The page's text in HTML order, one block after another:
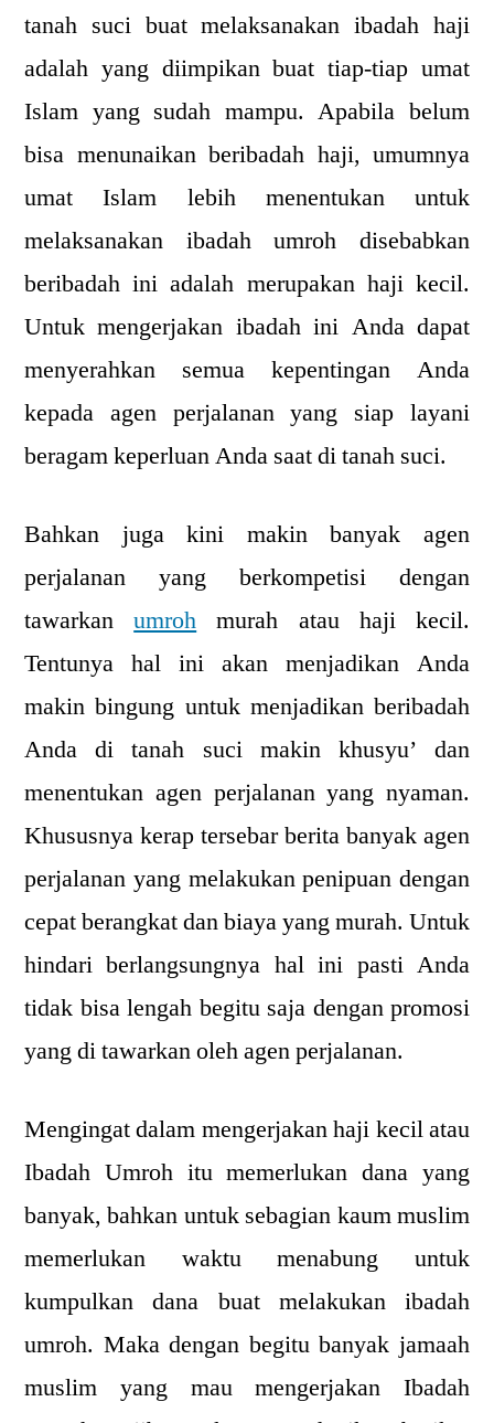
tanah suci buat melaksanakan ibadah haji
adalah yang diimpikan buat tiap-tiap umat
Islam yang sudah mampu. Apabila belum
bisa menunaikan beribadah haji, umumnya
umat Islam lebih menentukan untuk
melaksanakan ibadah umroh disebabkan
beribadah ini adalah merupakan haji kecil.
Untuk mengerjakan ibadah ini Anda dapat
menyerahkan semua kepentingan Anda
kepada agen perjalanan yang siap layani
beragam keperluan Anda saat di tanah suci.
Bahkan juga kini makin banyak agen
perjalanan yang berkompetisi dengan
tawarkanumroh murah atau haji kecil.
Tentunya hal ini akan menjadikan Anda
makin bingung untuk menjadikan beribadah
Anda di tanah suci makin khusyu’ dan
menentukan agen perjalanan yang nyaman.
Khususnya kerap tersebar berita banyak agen
perjalanan yang melakukan penipuan dengan
cepat berangkat dan biaya yang murah. Untuk
hindari berlangsungnya hal ini pasti Anda
tidak bisa lengah begitu saja dengan promosi
yang di tawarkan oleh agen perjalanan.
Mengingat dalam mengerjakan haji kecil atau
Ibadah Umroh itu memerlukan dana yang
banyak, bahkan untuk sebagian kaum muslim
memerlukan waktu menabung untuk
kumpulkan dana buat melakukan ibadah
umroh. Maka dengan begitu banyak jamaah
muslim yang mau mengerjakan Ibadah